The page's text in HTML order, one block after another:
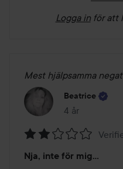
Logga in för att
Mest hjälpsamma
Beatrice
4 år
Inlägget
2
Nja, inte för mig...